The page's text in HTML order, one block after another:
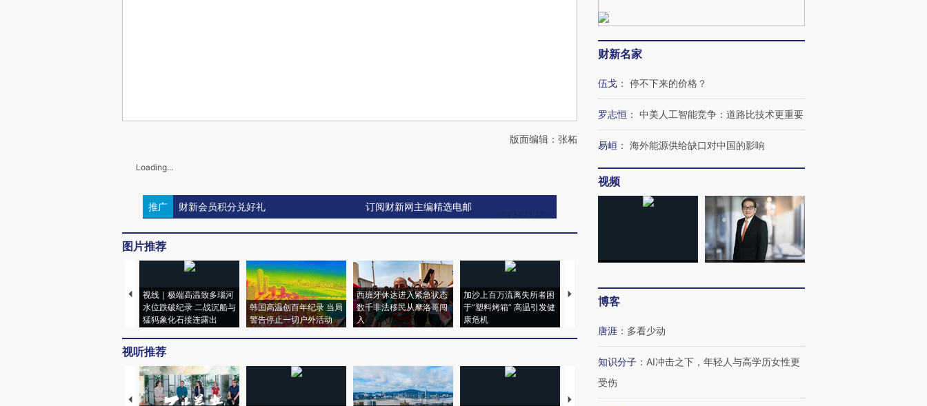
版面编辑：张柘
Loading...
推广 财新会员积分兑好礼 订阅财新网主编精选电邮
图片推荐
视线｜极端高温致多瑙河
水位跌破纪录 二战沉船与
猛犸象化石接连露出
韩国高温创百年纪录 当局
警告停止一切户外活动
西班牙休达进入紧急状态
数千非法移民从摩洛哥闯
入
加沙上百万流离失所者困
于“塑料烤箱” 高温引发健
康危机
马航飞行员跨国走私7万
粒摇头丸 尿检体内含3种
视听推荐
【推广】走进第四届链博
【商旅对话】华住集团
财新名家
伍戈 ： 停不下来的价格？
罗志恒 ： 中美人工智能竞争：道路比技术更重要
易峘 ： 海外能源供给缺口对中国的影响
视频
博客
唐涯 ： 多看少动
知识分子 ： AI冲击之下，年轻人与高学历女性更
受伤